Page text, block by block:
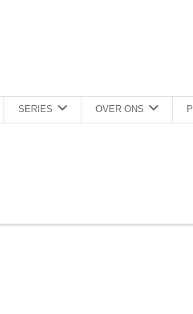
SERIES OVER ONS